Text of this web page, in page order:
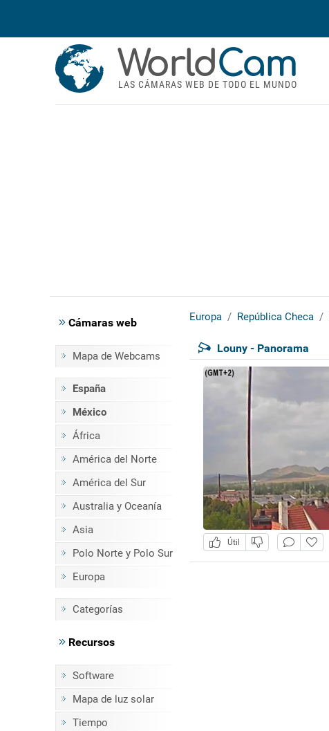
WorldCam
LAS CÁMARAS WEB DE TODO EL MUNDO
Cámaras web
Mapa de Webcams
España
México
África
América del Norte
América del Sur
Australia y Oceanía
Asia
Polo Norte y Polo Sur
Europa
Categorías
Recursos
Software
Mapa de luz solar
Tiempo
Europa República Checa
Louny - Panorama
Útil